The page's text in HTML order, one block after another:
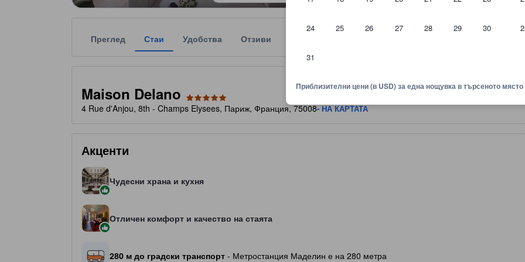
24 25 26 27 28 29 30
31
Приблизителни цени (в USD) за една нощувка в търсеното място
Преглед Стаи Удобства Отзиви
Maison Delano
4 Rue d'Anjou, 8th - Champs Elysees, Париж, Франция, 75008- НА КАРТАТА
Акценти
Чудесни храна и кухня
Отличен комфорт и качество на стаята
280 м до градски транспорт - Метростанция Маделин е на 280 метра